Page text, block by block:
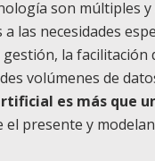
son múltiples
las necesidades
la
volúmenes de
es más que
presente y